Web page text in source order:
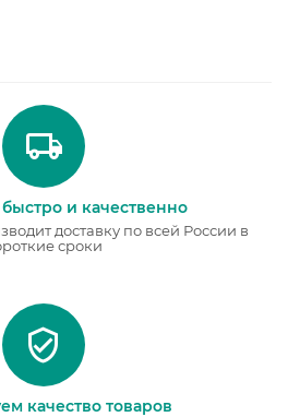
и качественно
доставку по всей России в
сроки
качество товаров